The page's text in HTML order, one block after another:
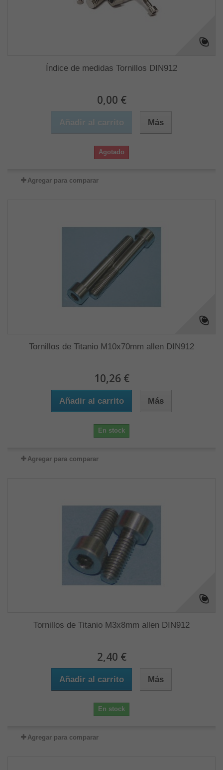
Índice de medidas Tornillos DIN912
0,00 €
Más
Agotado
Agregar para comparar
Tornillos de Titanio M10x70mm allen DIN912
10,26 €
Añadir al carrito Más
En stock
Agregar para comparar
Tornillos de Titanio M3x8mm allen DIN912
2,40 €
Añadir al carrito Más
En stock
Agregar para comparar